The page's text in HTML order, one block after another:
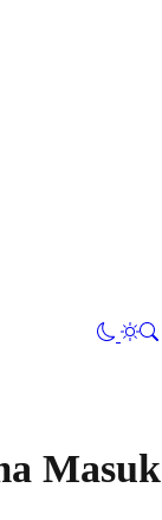
Masuk